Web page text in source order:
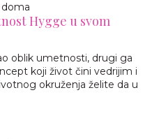
Hygge u svom
oblik umetnosti, drugi ga
koji život čini vedrijim i
okruženja želite da u